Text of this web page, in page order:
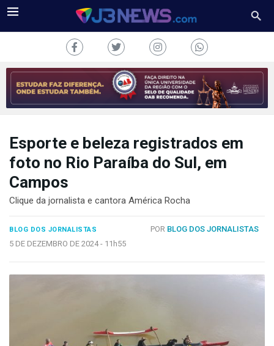
J3NEWS
COLUNAS
CONOSCO
2024
Esporte e beleza registrados em
foto no Rio Paraíba do Sul, em
Campos
Clique da jornalista e cantora América Rocha
BLOG DOS JORNALISTAS POR BLOG DOS JORNALISTAS
5 DE DEZEMBRO DE 2024 - 11h55